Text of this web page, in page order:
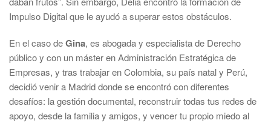
Impulso Digital que le ayudó a superar estos obstáculos.
En el caso deGina, es abogada y especialista de Derecho
público y con un máster en Administración Estratégica de
Empresas, y tras trabajar en Colombia, su país natal y Perú,
decidió venir a Madrid donde se encontró con diferentes
desafíos: la gestión documental, reconstruir todas tus redes de
apoyo, desde la familia y amigos, y vencer tu propio miedo al